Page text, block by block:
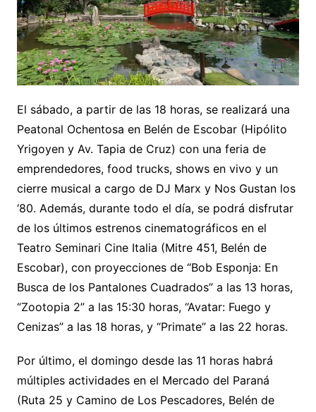
El sábado, a partir de las 18 horas, se realizará una
Peatonal Ochentosa en Belén de Escobar (Hipólito
Yrigoyen y Av. Tapia de Cruz) con una feria de
emprendedores, food trucks, shows en vivo y un
cierre musical a cargo de DJ Marx y Nos Gustan los
‘80. Además, durante todo el día, se podrá disfrutar
de los últimos estrenos cinematográficos en el
Teatro Seminari Cine Italia (Mitre 451, Belén de
Escobar), con proyecciones de “Bob Esponja: En
Busca de los Pantalones Cuadrados” a las 13 horas,
“Zootopia 2” a las 15:30 horas, “Avatar: Fuego y
Cenizas” a las 18 horas, y “Primate” a las 22 horas.
Por último, el domingo desde las 11 horas habrá
múltiples actividades en el Mercado del Paraná
(Ruta 25 y Camino de Los Pescadores, Belén de